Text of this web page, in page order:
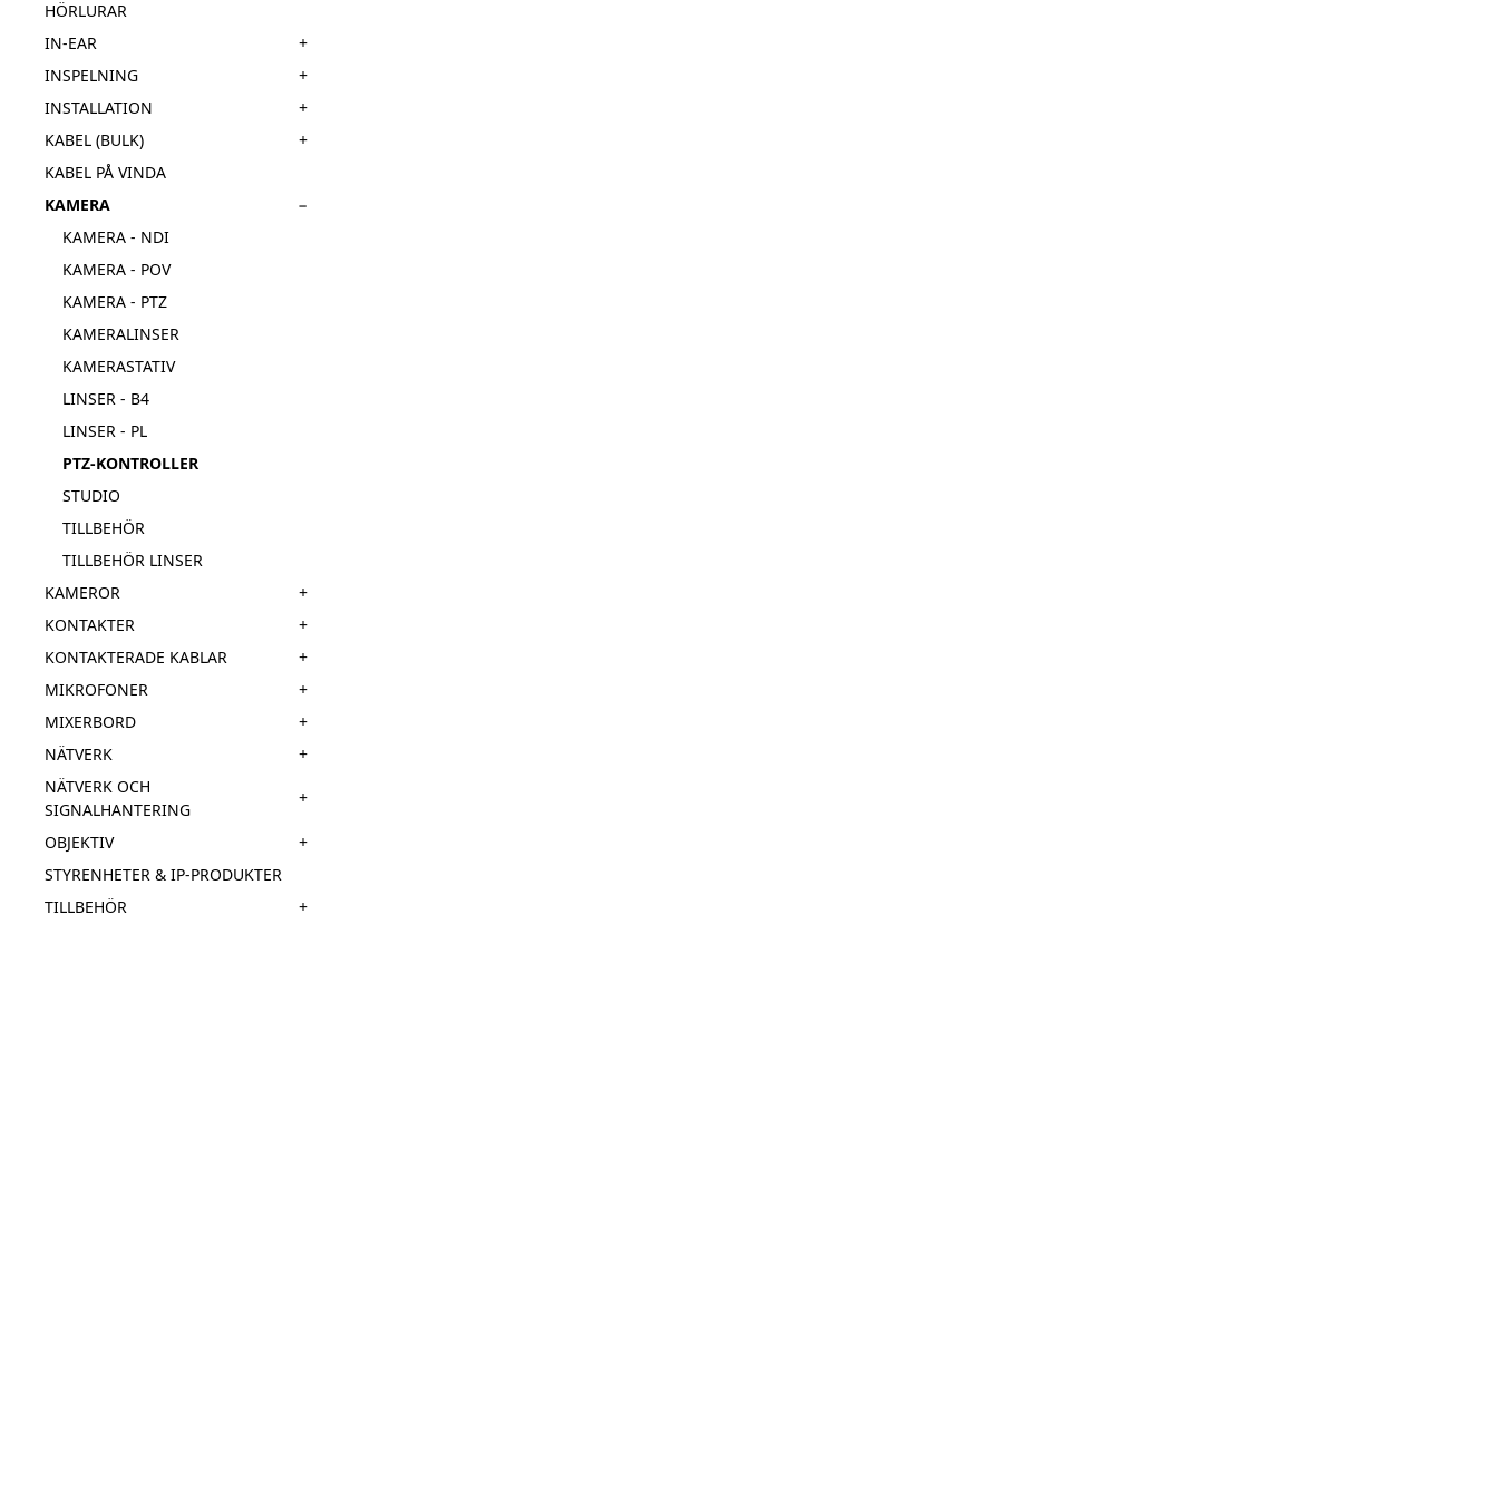
HÖRLURAR
IN-EAR
+
INSPELNING
+
INSTALLATION
+
KABEL (BULK)
+
KABEL PÅ VINDA
KAMERA
−
KAMERA - NDI
KAMERA - POV
KAMERA - PTZ
KAMERALINSER
KAMERASTATIV
LINSER - B4
LINSER - PL
PTZ-KONTROLLER
STUDIO
TILLBEHÖR
TILLBEHÖR LINSER
KAMEROR
+
KONTAKTER
+
KONTAKTERADE KABLAR
+
MIKROFONER
+
MIXERBORD
+
NÄTVERK
+
NÄTVERK OCH
SIGNALHANTERING
+
OBJEKTIV
+
STYRENHETER & IP-PRODUKTER
TILLBEHÖR
+